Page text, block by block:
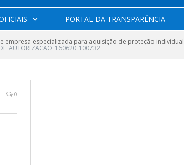
PORTAL DA TRANSPARÊNCIA
empresa especializada para aquisição de proteção individual
0